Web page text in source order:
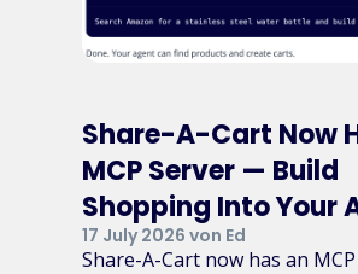
Share-A-Cart Now
MCP Server — Build
Shopping Into Your
17 July 2026 von Ed
Share-A-Cart now has an